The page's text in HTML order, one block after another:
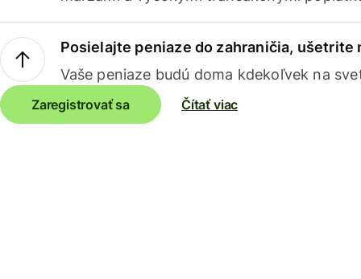
Posielajte peniaze do zahraničia, ušetrite
Vaše peniaze budú doma kdekoľvek na
Zaregistrovať sa Čítať viac